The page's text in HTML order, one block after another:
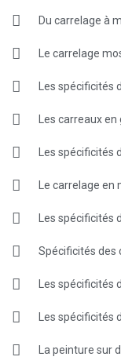
Du carrelage à
Le carrelage
Les spécificités
Les carreaux en
Les spécificités
Le carrelage
Les spécificités
Spécificités des
Les spécificités
Les
La peinture sur